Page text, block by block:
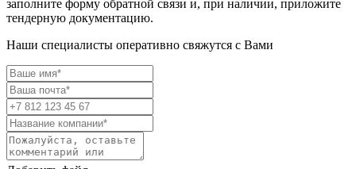
заполните форму обратной связи и, при наличии, приложите
тендерную документацию.
Наши специалисты оперативно свяжутся с Вами